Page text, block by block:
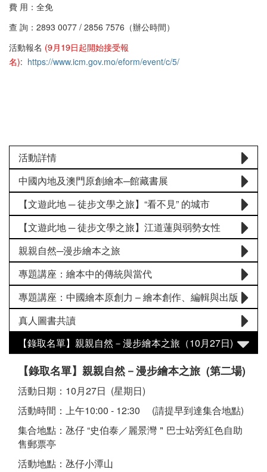
費 用：全免
查 詢：2893 0077 / 2856 7576（辦公時間）
活動報名 (9月19日起開始接受報
名): https://www.icm.gov.mo/eform/event/c/5/
活動詳情
中國內地及澳門原創繪本─館藏書展
【文遊此地 ─ 徒步文學之旅】“看不見” 的城市
【文遊此地 ─ 徒步文學之旅】江道蓮與弱勢女性
親親自然─漫步繪本之旅
專題講座：繪本中的傳統與當代
專題講座：中國繪本原創力 – 繪本創作、編輯與出版
真人圖書共讀
【錄取名單】親親自然－漫步繪本之旅（10月27日)
【錄取名單】親親自然－漫步繪本之旅 (第二場)
活動日期：10月27日 (星期日)
活動時間：上午10:00 - 12:30 (請提早到達集合地點)
集合地點：氹仔 “史伯泰／麗景灣＂巴士站旁紅色自助
售郵票亭
活動地點：氹仔小潭山